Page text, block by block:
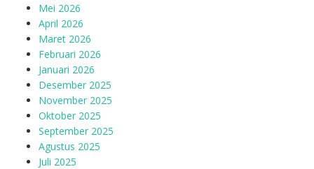
Mei 2026
April 2026
Maret 2026
Februari 2026
Januari 2026
Desember 2025
November 2025
Oktober 2025
September 2025
Agustus 2025
Juli 2025